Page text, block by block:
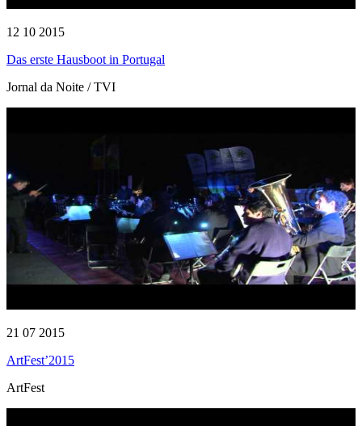
12 10 2015
Das erste Hausboot in Portugal
Jornal da Noite / TVI
21 07 2015
ArtFest’2015
ArtFest